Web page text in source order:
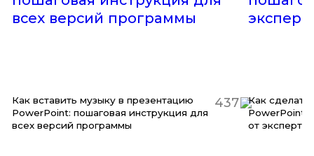
Как вставить музыку в презентацию
PowerPoint: пошаговая инструкция для
всех версий программы
437
Как сделать
PowerPoint:
от эксперта